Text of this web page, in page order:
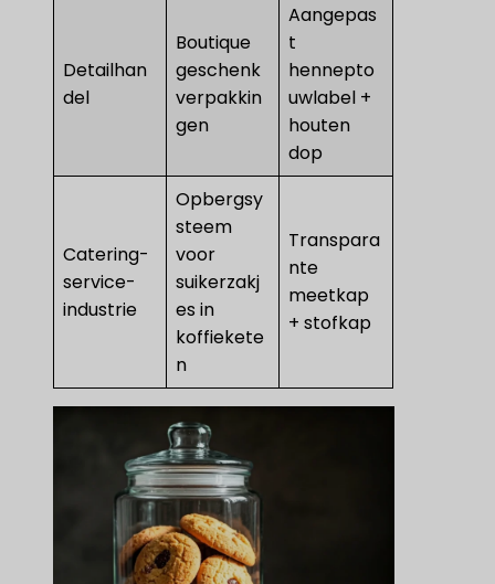
Detailhan
del
Boutique
geschenk
verpakkin
gen
Aangepas
t
hennepto
uwlabel +
houten
dop
Catering-
service-
industrie
Opbergsy
steem
voor
suikerzakj
es in
koffiekete
n
Transpara
nte
meetkap
+ stofkap